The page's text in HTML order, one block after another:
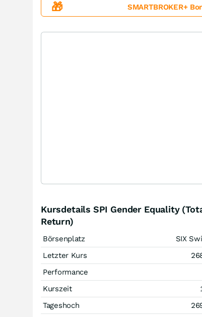
🎁 SMARTBROKER+
Kursdetails SPI Gender Equality
Return)
Börsenplatz
SIX
Letzter Kurs
Performance
Kurszeit
Tageshoch